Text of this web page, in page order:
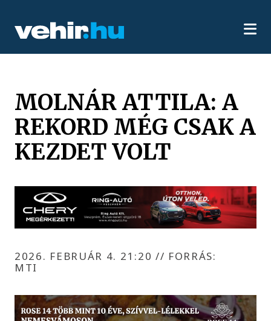
MOLNÁR ATTILA: A
REKORD MÉG CSAK A
KEZDET VOLT
2026. FEBRUÁR 4. 21:20 // FORRÁS:
MTI